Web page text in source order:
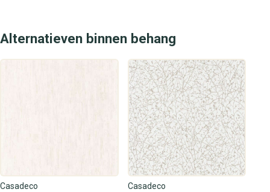
Alternatieven binnen behang
Casadeco Casadeco